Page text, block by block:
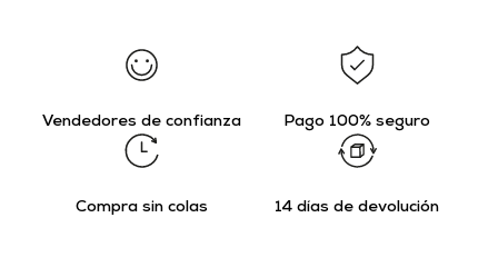
Vendedores de confianza Pago 100% seguro
Compra sin colas 14 días de devolución